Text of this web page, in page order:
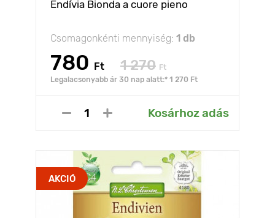
Endívia Bionda a cuore pieno
Csomagonkénti mennyiség: 1 db
780 Ft 1 270 Ft
Legalacsonyabb ár 30 nap alatt:* 1 270 Ft
Kosárhoz adás
AKCIÓ